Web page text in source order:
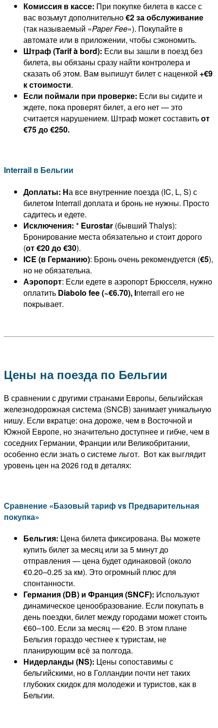
Комиссия в кассе: При покупке билета в кассе с
вас возьмут дополнительно€2 за обслуживание
(так называемый «Paper Fee»). Покупайте в
автомате или в приложении, чтобы сэкономить.
Штраф (Tarif à bord): Если вы зашли в поезд без
билета, вы обязаны сразу найти контролера и
сказать об этом. Вам выпишут билет с наценкой +€9
к стоимости.
Если поймали при проверке: Если вы сидите и
ждете, пока проверят билет, а его нет — это
считается нарушением. Штраф может составитьот
€75 до €250.
Interrail в Бельгии
Доплаты: На все внутренние поезда (IC, L, S) с
билетом Interrail доплата и бронь не нужны. Просто
садитесь и едете.
Исключения: * Eurostar (бывший Thalys):
Бронирование места обязательно и стоит дорого
(от €20 до €30).
ICE (в Германию): Бронь очень рекомендуется (€5),
но не обязательна.
Аэропорт: Если едете в аэропорт Брюсселя, нужно
оплатить Diabolo fee (~€6.70), Interrail его не
покрывает.
Цены на поезда по Бельгии
В сравнении с другими странами Европы, бельгийская
железнодорожная система (SNCB) занимает уникальную
нишу. Если вкратце: она дороже, чем в Восточной и
Южной Европе, но значительно доступнее и гибче, чем в
соседних Германии, Франции или Великобритании,
особенно если знать о системе льгот. Вот как выглядит
уровень цен на 2026 год в деталях:
Сравнение «Базовый тариф vs Предварительная
покупка»
Бельгия: Цена билета фиксирована. Вы можете
купить билет за месяц или за 5 минут до
отправления — цена будет одинаковой (около
€0.20–0.25 за км). Это огромный плюс для
спонтанности.
Германия (DB) и Франция (SNCF): Используют
динамическое ценообразование. Если покупать в
день поездки, билет между городами может стоить
€60–100. Если за месяц — €20. В этом плане
Бельгия гораздо честнее к туристам, не
планирующим всё за полгода.
Нидерланды (NS): Цены сопоставимы с
бельгийскими, но в Голландии почти нет таких
глубоких скидок для молодежи и туристов, как в
Бельгии.